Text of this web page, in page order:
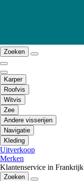
Zoeken
Karper
Roofvis
Witvis
Zee
Andere visserijen
Navigatie
Kleding
Uitverkoop
Merken
Klantenservice in Frankrijk
Zoeken